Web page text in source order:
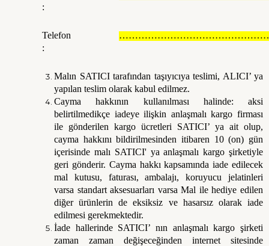
:
Telefon
:
Malın SATICI tarafından taşıyıcıya teslimi, ALICI’ ya
yapılan teslim olarak kabul edilmez.
Cayma hakkının kullanılması halinde: aksi
belirtilmedikçe iadeye ilişkin anlaşmalı kargo firması
ile gönderilen kargo ücretleri SATICI’ ya ait olup,
cayma hakkını bildirilmesinden itibaren 10 (on) gün
içerisinde malı SATICI' ya anlaşmalı kargo şirketiyle
geri gönderir. Cayma hakkı kapsamında iade edilecek
mal kutusu, faturası, ambalajı, koruyucu jelatinleri
varsa standart aksesuarları varsa Mal ile hediye edilen
diğer ürünlerin de eksiksiz ve hasarsız olarak iade
edilmesi gerekmektedir.
İade hallerinde SATICI’ nın anlaşmalı kargo şirketi
zaman zaman değişeceğinden internet sitesinde